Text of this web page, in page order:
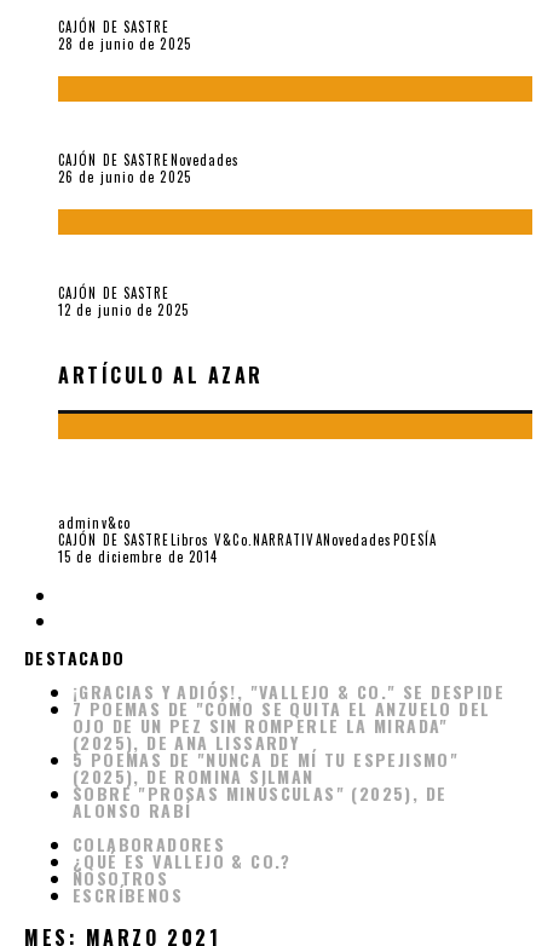
CAJÓN DE SASTRE
28 de junio de 2025
CAJÓN DE SASTRENovedades
26 de junio de 2025
CAJÓN DE SASTRE
12 de junio de 2025
ARTÍCULO AL AZAR
adminv&co
CAJÓN DE SASTRELibros V&Co. NARRATIVANovedadesPOESÍA
15 de diciembre de 2014
DESTACADO
¡GRACIAS Y ADIÓS!, "VALLEJO & CO." SE DESPIDE
7 POEMAS DE "CÓMO SE QUITA EL ANZUELO DEL
OJO DE UN PEZ SIN ROMPERLE LA MIRADA"
(2025), DE ANA LISSARDY
5 POEMAS DE "NUNCA DE MÍ TU ESPEJISMO"
(2025), DE ROMINA SILMAN
SOBRE "PROSAS MINÚSCULAS" (2025), DE
ALONSO RABÍ
COLABORADORES
¿QUÉ ES VALLEJO & CO.?
NOSOTROS
ESCRÍBENOS
MES: MARZO 2021